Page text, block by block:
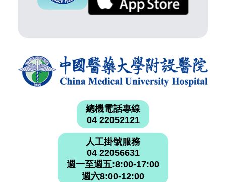
總機電話專線
04 22052121
人工掛號服務
04 22056631
週一至週五:8:00-17:00
週六8:00-12:00